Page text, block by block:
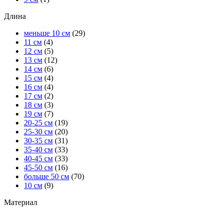
Длина
меньше 10 см (29)
11 см (4)
12 см (5)
13 см (12)
14 см (6)
15 см (4)
16 см (4)
17 см (2)
18 см (3)
19 см (7)
20-25 см (19)
25-30 см (20)
30-35 см (31)
35-40 см (33)
40-45 см (33)
45-50 см (16)
больше 50 см (70)
10 см (9)
Материал